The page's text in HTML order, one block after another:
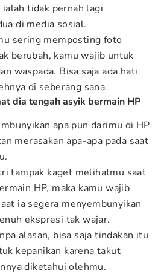
tidak pernah lagi
di media sosial.
sering memposting foto
berubah, kamu wajib untuk
waspada. Bisa saja ada hati
di seberang sana.
dia tengah asyik bermain HP
apa pun darimu di HP
merasakan apa-apa pada saat
tampak kaget melihatmu saat
HP, maka kamu wajib
ia segera menyembunyikan
ekspresi tak wajar.
alasan, bisa saja tindakan itu
kepanikan karena takut
diketahui olehmu.